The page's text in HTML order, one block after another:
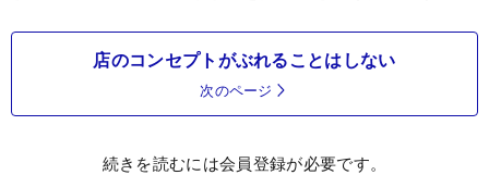
店のコンセプトがぶれることはしない
次のページ
続きを読むには会員登録が必要です。